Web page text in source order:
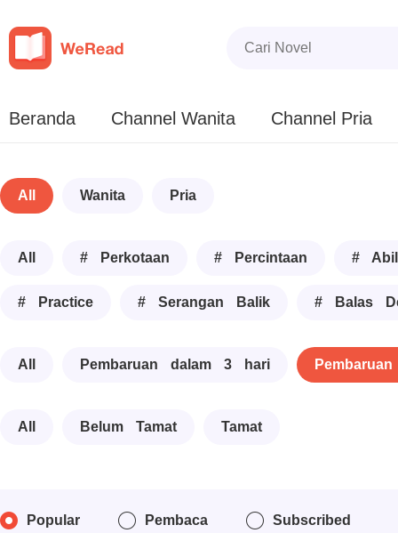
Beranda Channel Wanita Channel Pria
All Wanita Pria
All # Perkotaan # Percintaan #
# Practice # Serangan Balik # Balas
All Pembaruan dalam 3 hari
All Belum Tamat Tamat
Popular Pembaca Subscribed